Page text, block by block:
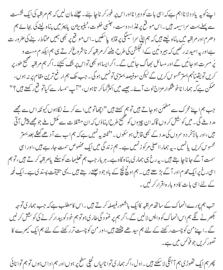
اپنے کو یہ یاد دلانا اہم ہے کہ اسی بات کو دہرانا اور اس پر غور کرنا چاہئے۔ چلئے مان لیں کہ ہم مراقبہ کی ایک نشست
سے پہلے بہت سراسیمہ ہیں۔ اس موقع پر غذا، دوست، جنسی خلوت، ٹیلیویژن یا بیئر میں پناہ لینے کی بجائے ہم
دھرم اور مراقبہ میں پناہ لیتے ہیں کہ ہم اپنی سراسیمگی پر قابو پاسکیں۔ اس موقع پر بھی ہمیں محتاط رہنے کی ضرورت
ہے اور یہ امید نہ رکھیں کہ ہیروئین کے انجکشن کی طرح، بیٹھ کر مراقبہ کرنا شروع کرتے ہی ہم ایکدم مست و
پُرمسرت ہوجائیں گے اور مسائل بھاگ جائیں گے۔ اگر ایسا ہو بھی تو اس پر شک کیجئے۔ اگر ہم مراقبہ صحیح طور پر
کریں تو یقیناً ہم بہتر محسوس کریں گے لیکن سو فیصد بہتری تو نہیں ہوگی۔ جب تک ہم ارفع ترین مقام پر نہ ہوں،
ممکن ہے کہ ہمارا ناخوشگوار مزاج لوٹ آۓ۔ جیسے میں اکثر کہا کرتا ہوں، "آپ سمسار سے کیا توقع رکھتے ہیں؟"
جب ہم اپنے محرک سے مطمئن ہوجاتے ہیں تو ہم کہتے ہیں "اچھا تو میں اسے کرنے لگا ہوں کیونکہ اس سے مجھے
مدد ملے گی۔ میں کوشش کروں گا کہ ان چیزوں کو صحیح طرح اپناؤں کہ ان مشکلات سے مکش ملے جو مجھے پیش آتی
ہیں، اور بالآخر دوسروں کی مدد کے بھی قابل ہوسکوں۔" نکتہ یہ نہیں ہے کہ ہم اب سے آدھے گھنٹے بعد بہتر
محسوس کریں یا نہیں۔ یہ ہمارا اصلی مرکوز نہیں ہے۔ ہم زندگی میں ایک مخصوص سمت جارہے ہیں، اور اسی
سمت آگے جانا چاہتے ہیں۔ یہ رخ ہی ہماری پناہ گاہ ہے۔ ہر بار جب ہم تعلیمات کو سنتے یا مراقبہ کرتے ہیں، تو ہم
اسی رخ پر ایک قدم اور آگے بڑھتے ہیں۔ ہم اونچ نیچ کے باوجود چلتے رہتے ہیں۔ یہی حقیقت پسندی ہے۔ ایک لمحہ
کے لئے اسی بات کا دوبارہ اقرار کرلیں۔
تب ہم پورے انہماک کے ساتھ مراقبہ کا ایک باشعور فیصلہ کرتے ہیں۔ اس کا مطلب ہے کہ جب ہماری توجہ
بکھرنے لگے ہم اس انہماک کو واپس لالیں گے، اگر ہم پر غنودگی طاری ہو تو ہم خود کو بیدار کرنے کی کوشش کرلیں
گے۔ اپنے من کو چست رکھنے کے لئے ہم سیدھے بیٹھتے ہیں، اور من کو چست تر رکھنے کے لئے ہم ایک کیمرے کا
تصور کریں جو فوکس میں ہے۔
پھر ہم ایک تھوڑی ہم آہنگی لاسکتے ہیں۔ اول، اگر ہماری توانائیاں نچلی سطح پر ہوں اور ہم اداس ہوں تو ہم توانائی